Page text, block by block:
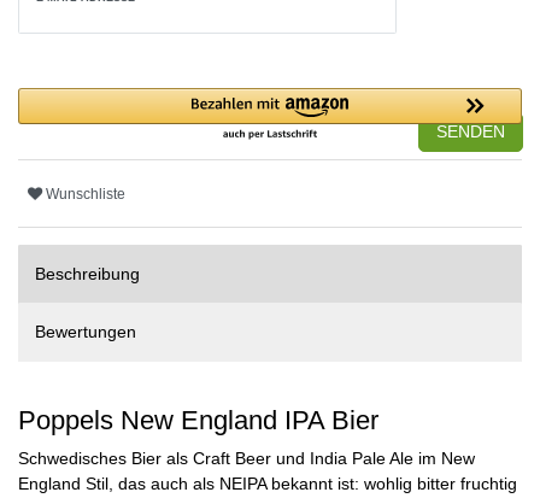
SENDEN
Wunschliste
Beschreibung
Bewertungen
Poppels New England IPA Bier
Schwedisches Bier als Craft Beer und India Pale Ale im New
England Stil, das auch als NEIPA bekannt ist: wohlig bitter fruchtig